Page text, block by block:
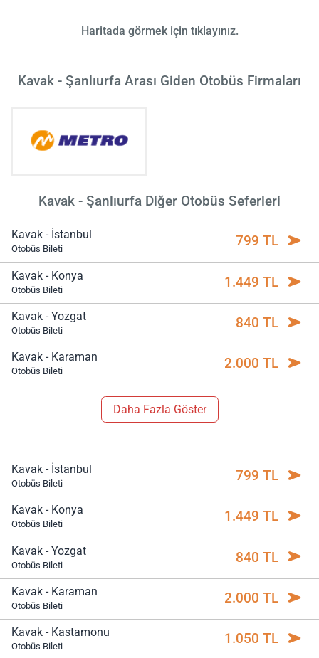
Haritada görmek için tıklayınız.
Kavak - Şanlıurfa Arası Giden Otobüs Firmaları
Kavak - Şanlıurfa Diğer Otobüs Seferleri
Kavak - İstanbul
Otobüs Bileti 799 TL
Kavak - Konya
Otobüs Bileti 1.449 TL
Kavak - Yozgat
Otobüs Bileti 840 TL
Kavak - Karaman
Otobüs Bileti 2.000 TL
Daha Fazla Göster
Kavak - İstanbul
Otobüs Bileti 799 TL
Kavak - Konya
Otobüs Bileti 1.449 TL
Kavak - Yozgat
Otobüs Bileti 840 TL
Kavak - Karaman
Otobüs Bileti 2.000 TL
Kavak - Kastamonu
Otobüs Bileti 1.050 TL